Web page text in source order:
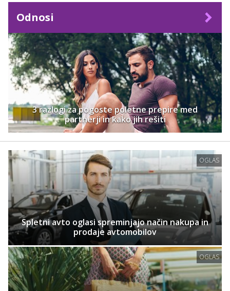
Odnosi
3 razlogi za pogoste poletne prepire med
partnerji in kako jih rešiti
OGLAS
Spletni avto oglasi spreminjajo način nakupa in
prodaje avtomobilov
OGLAS